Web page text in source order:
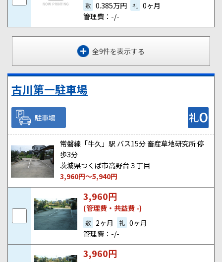
敷 0.385万円 礼 0ヶ月
管理費：-/-
全9件を表示する
古川第一駐車場
駐車場
常磐線「牛久」駅 バス15分 畜産草地研究所 停
歩3分
茨城県つくば市高野台３丁目
3,960円～5,940円
3,960円
(管理費・共益費 -)
敷 2ヶ月 礼 0ヶ月
管理費：-/-
3,960円